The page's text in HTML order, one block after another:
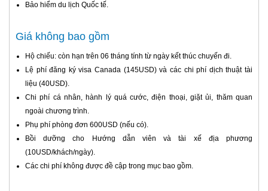
Bảo hiểm du lịch Quốc tế.
Giá không bao gồm
Hộ chiếu: còn hạn trên 06 tháng tính từ ngày kết thúc chuyến đi.
Lệ phí đăng ký visa Canada (145USD) và các chi phí dịch thuật tài
liệu (40USD).
Chi phí cá nhân, hành lý quá cước, điện thoại, giặt ủi, thăm quan
ngoài chương trình.
Phụ phí phòng đơn 600USD (nếu có).
Bồi dưỡng cho Hướng dẫn viên và tài xế địa phương
(10USD/khách/ngày).
Các chi phí không được đề cập trong mục bao gồm.